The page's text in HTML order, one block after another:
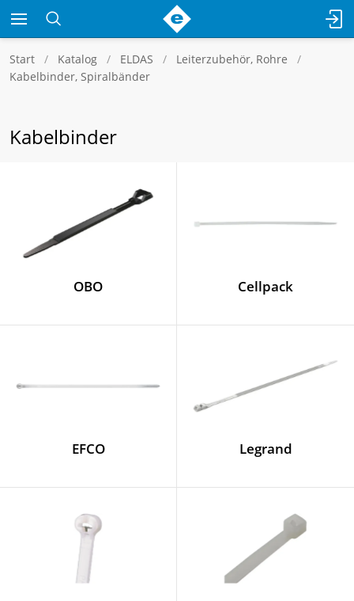
Start Katalog ELDAS
Leiterzubehör, Rohre
Kabelbinder, Spiralbänder
Kabelbinder
OBO Cellpack
EFCO Legrand